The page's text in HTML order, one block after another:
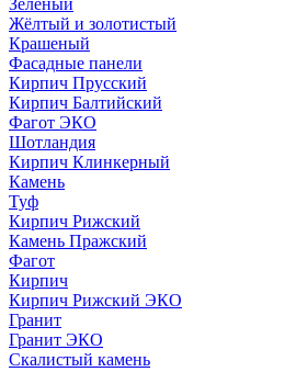
Зелёный
Жёлтый и золотистый
Крашеный
Фасадные панели
Кирпич Прусский
Кирпич Балтийский
Фагот ЭКО
Шотландия
Кирпич Клинкерный
Камень
Туф
Кирпич Рижский
Камень Пражский
Фагот
Кирпич
Кирпич Рижский ЭКО
Гранит
Гранит ЭКО
Скалистый камень